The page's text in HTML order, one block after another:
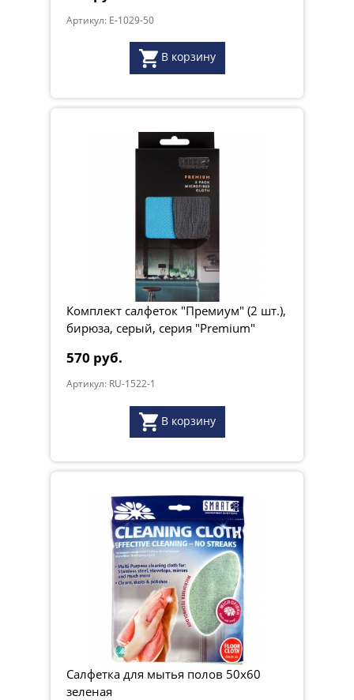
Артикул: E-1029-50
В корзину
Комплект салфеток "Премиум" (2 шт.),
бирюза, серый, серия "Premium"
570 руб.
Артикул: RU-1522-1
В корзину
Салфетка для мытья полов 50x60
зеленая